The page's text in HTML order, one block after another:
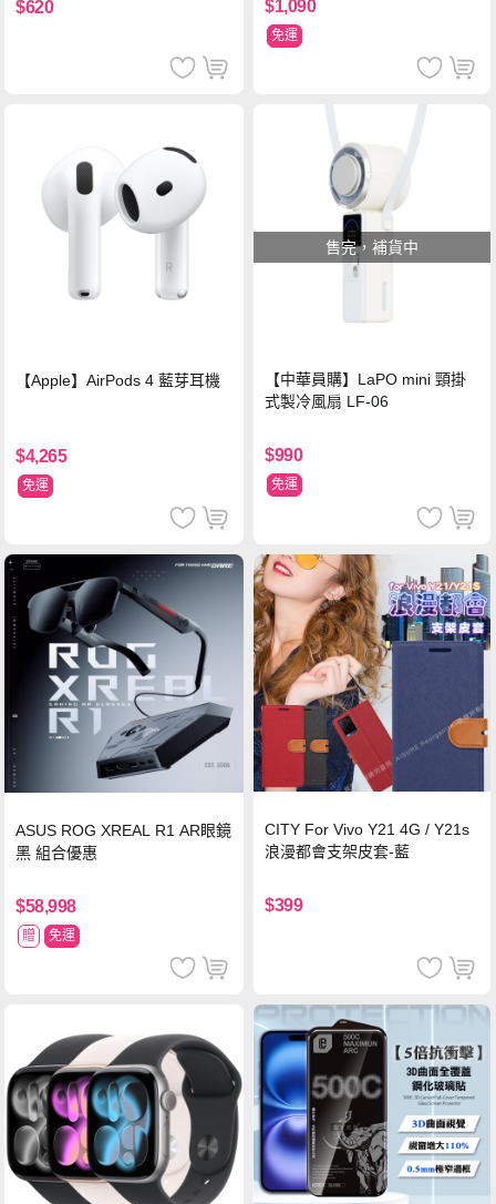
$620 $1,090
免運
【Apple】AirPods 4 藍芽耳機
$4,265
免運
售完，補貨中
【中華員購】LaPO mini 頸掛
式製冷風扇 LF-06
$990
免運
ASUS ROG XREAL R1 AR眼鏡
黑 組合優惠
$58,998
贈 免運
CITY For Vivo Y21 4G / Y21s
浪漫都會支架皮套-藍
$399